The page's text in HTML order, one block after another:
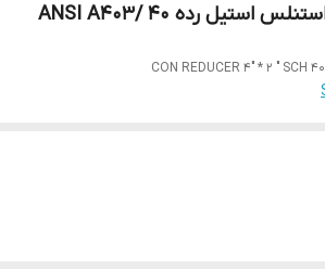
تبدیل کج " 2 * "4 استنلس استیل رده 40 ANSI A403/
CON REDUCER 4" * 2 " SCH